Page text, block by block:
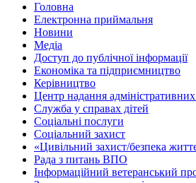
Головна
Електронна приймальня
Новини
Медіа
Доступ до публічної інформації
Економіка та підприємництво
Керівництво
Центр надання
Служба у справах дітей
Соціальні послуги
Соціальний захист
«Цивільний захист/безпека
Рада з питань ВПО
Інформаційний ветеранський